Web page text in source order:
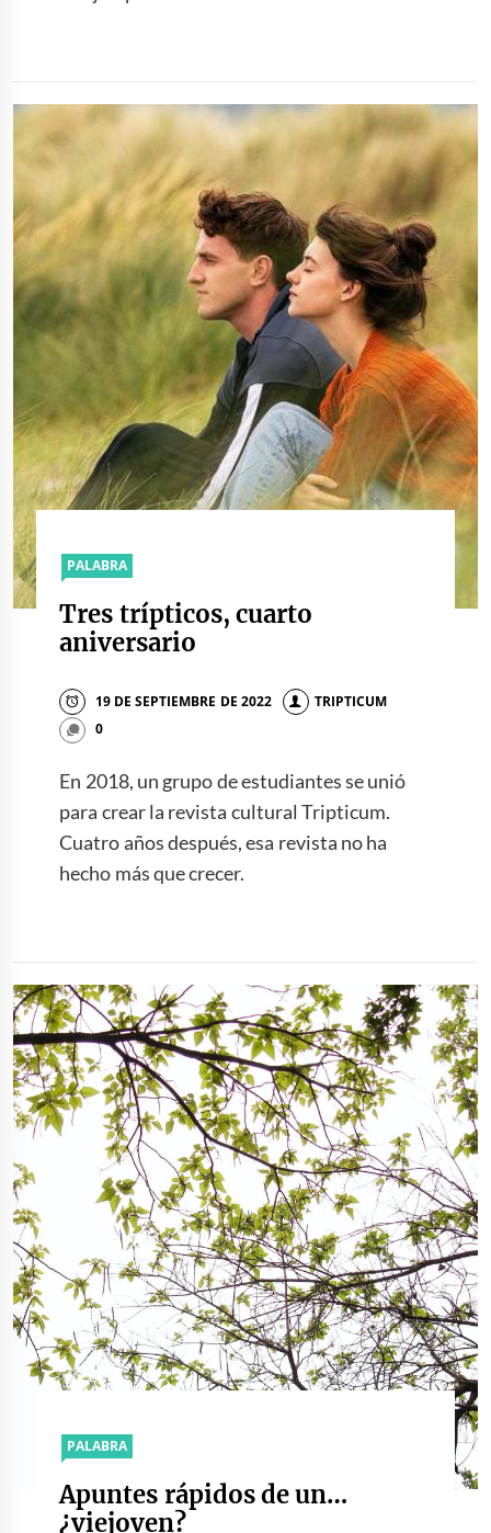
PALABRA
Tres trípticos, cuarto
aniversario
19 DE SEPTIEMBRE DE 2022
TRIPTICUM
0
En 2018, un grupo de estudiantes se unió
para crear la revista cultural Tripticum.
Cuatro años después, esa revista no ha
hecho más que crecer.
PALABRA
Apuntes rápidos de un…
¿viejoven?